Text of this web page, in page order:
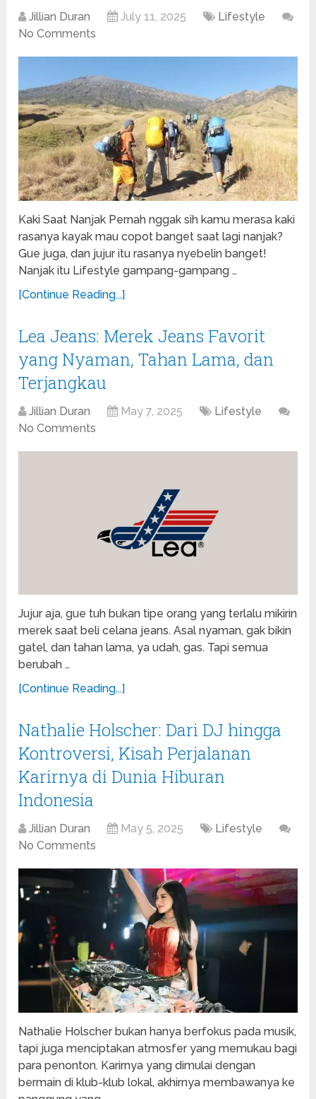
Jillian Duran July 11, 2025
Lifestyle
No Comments
Kaki Saat Nanjak Pernah nggak sih kamu merasa kaki
rasanya kayak mau copot banget saat lagi nanjak?
Gue juga, dan jujur itu rasanya nyebelin banget!
Nanjak itu Lifestyle gampang-gampang …
[Continue Reading...]
Lea Jeans: Merek Jeans Favorit
yang Nyaman, Tahan Lama, dan
Terjangkau
Jillian Duran May 7, 2025
Lifestyle
No Comments
Jujur aja, gue tuh bukan tipe orang yang terlalu mikirin
merek saat beli celana jeans. Asal nyaman, gak bikin
gatel, dan tahan lama, ya udah, gas. Tapi semua
berubah …
[Continue Reading...]
Nathalie Holscher: Dari DJ hingga
Kontroversi, Kisah Perjalanan
Karirnya di Dunia Hiburan
Indonesia
Jillian Duran May 5, 2025
Lifestyle
No Comments
Nathalie Holscher bukan hanya berfokus pada musik,
tapi juga menciptakan atmosfer yang memukau bagi
para penonton. Karirnya yang dimulai dengan
bermain di klub-klub lokal, akhirnya membawanya ke